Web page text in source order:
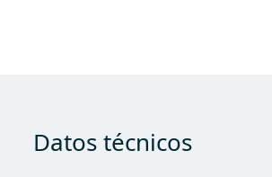
Datos técnicos